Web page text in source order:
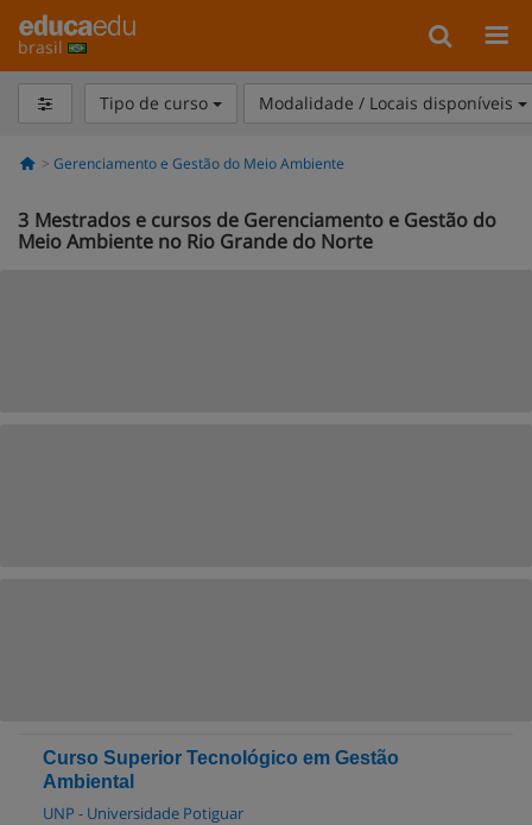
brasil
Tipo de curso Modalidade / Locais disponíveis
Gerenciamento e Gestão do Meio Ambiente
3 Mestrados e cursos de Gerenciamento e Gestão do
Meio Ambiente no Rio Grande do Norte
Curso Superior Tecnológico em Gestão
Ambiental
UNP - Universidade Potiguar